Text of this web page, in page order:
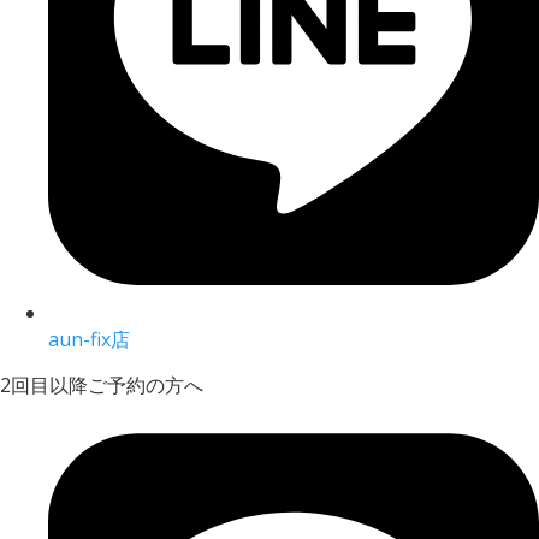
aun-fix店
2回目以降ご予約の方へ